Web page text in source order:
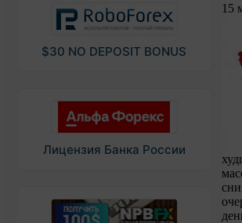
$30 NO DEPOSIT BONUS
Лицензия Банка России
15